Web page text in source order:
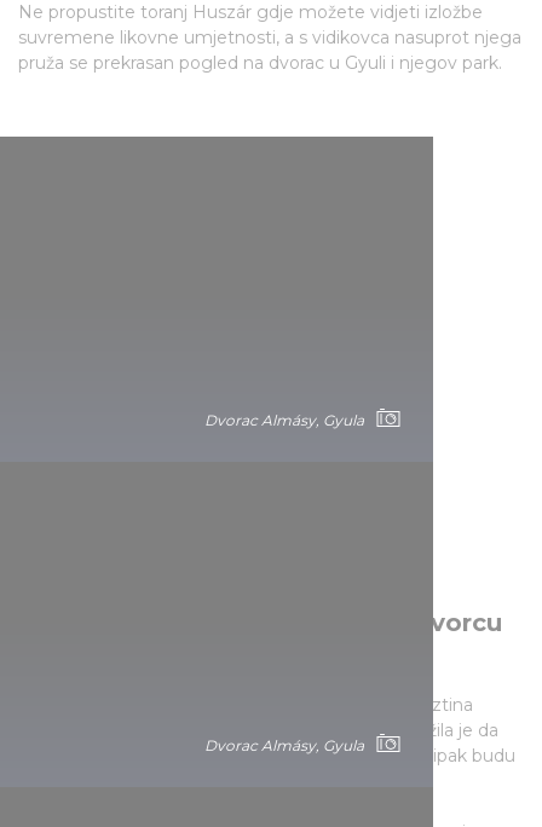
Ne propustite toranj Huszár gdje možete vidjeti izložbe
suvremene likovne umjetnosti, a s vidikovca nasuprot njega
pruža se prekrasan pogled na dvorac u Gyuli i njegov park.
Dvorac Almásy, Gyula
Dvorac Almásy, Gyula
Ekstravagantni eklekticizam u dvorcu
Projektantu dvorca Miklósu Yblu investitorica Krisztina
Wenckheim nije postavila lak zadatak. Naime, tražila je da
ništa u dvorcu ne bude isto, ali da stilski elementi ipak budu